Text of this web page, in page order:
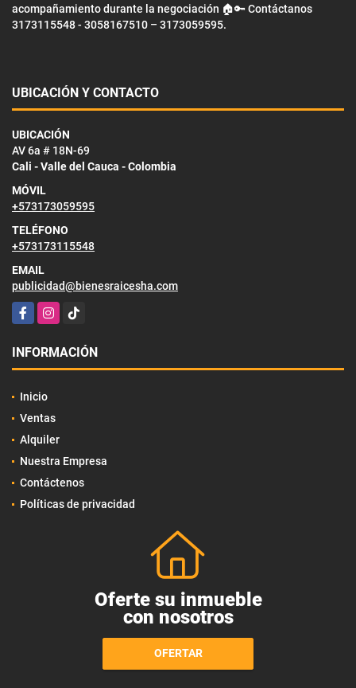
acompañamiento durante la negociación 🏠🔑 Contáctanos
3173115548 - 3058167510 – 3173059595.
UBICACIÓN Y CONTACTO
UBICACIÓN
AV 6a # 18N-69
Cali - Valle del Cauca - Colombia
MÓVIL
+573173059595
TELÉFONO
+573173115548
EMAIL
publicidad@bienesraicesha.com
FacebookInstagram
TikTok
INFORMACIÓN
Inicio
Ventas
Alquiler
Nuestra Empresa
Contáctenos
Políticas de privacidad
Oferte su inmueble
con nosotros
OFERTAR